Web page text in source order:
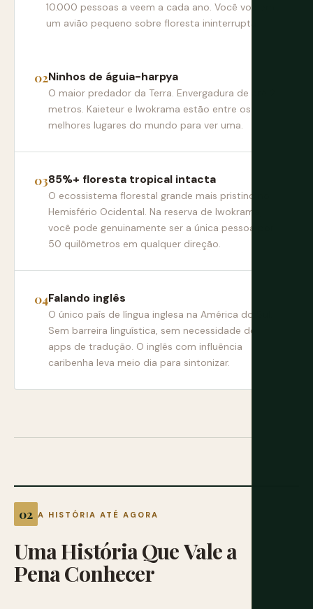
10.000 pessoas a veem a cada ano. Você voa em
um avião pequeno sobre floresta ininterrupta.
Ninhos de águia-harpya
O maior predador da Terra. Envergadura de até 2
metros. Kaieteur e Iwokrama estão entre os
melhores lugares do mundo para ver uma.
85%+ floresta tropical intacta
O ecossistema florestal grande mais pristino no
Hemisfério Ocidental. Na reserva de Iwokrama,
você pode genuinamente ser a única pessoa por
50 quilômetros em qualquer direção.
Falando inglês
O único país de língua inglesa na América do Sul.
Sem barreira linguística, sem necessidade de
apps de tradução. O inglês com influência
caribenha leva meio dia para sintonizar.
A HISTÓRIA ATÉ AGORA
UmaHistóriaQueValea
PenaConhecer